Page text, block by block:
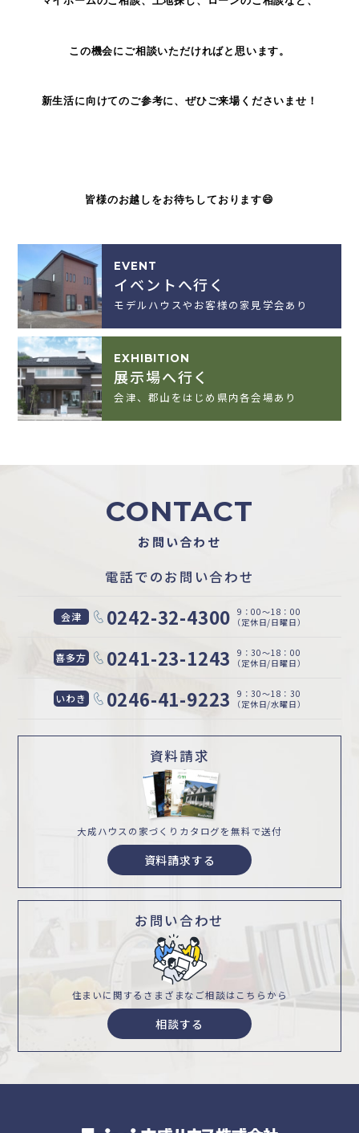
この機会にご相談いただければと思います。
新生活に向けてのご参考に、ぜひご来場くださいませ！
皆様のお越しをお待ちしております😄
EVENT
イベントへ行く
モデルハウスやお客様の家見学会あり
EXHIBITION
展示場へ行く
会津、郡山をはじめ県内各会場あり
CONTACT
お問い合わせ
電話でのお問い合わせ
会津 0242-32-4300 9：00〜18：00
（定休日/日曜日）
喜多方 0241-23-1243
9：30〜18：00
（定休日/日曜日）
いわき 0246-41-9223
9：30〜18：30
（定休日/水曜日）
資料請求
大成ハウスの家づくり カタログを無料で送付
資料請求する
お問い合わせ
住まいに関するさまざまな ご相談はこちらから
相談する